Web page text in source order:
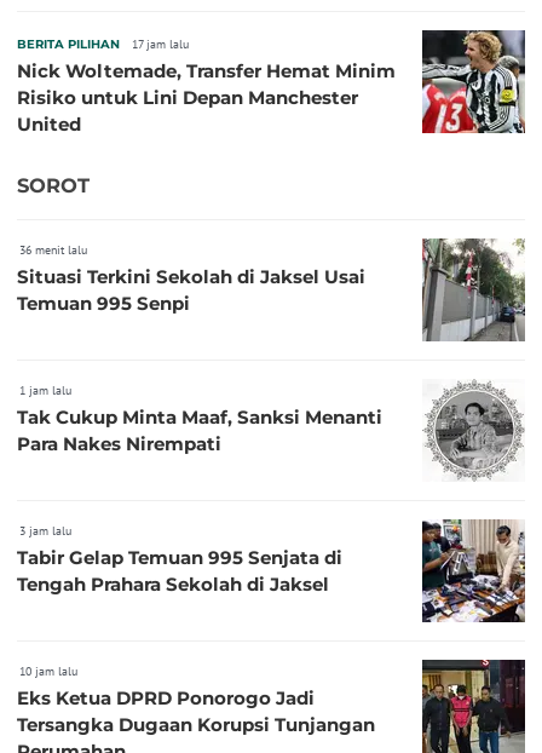
BERITA PILIHAN 17 jam lalu
Nick Woltemade, Transfer Hemat Minim
Risiko untuk Lini Depan Manchester
United
SOROT
36 menit lalu
Situasi Terkini Sekolah di Jaksel Usai
Temuan 995 Senpi
1 jam lalu
Tak Cukup Minta Maaf, Sanksi Menanti
Para Nakes Nirempati
3 jam lalu
Tabir Gelap Temuan 995 Senjata di
Tengah Prahara Sekolah di Jaksel
10 jam lalu
Eks Ketua DPRD Ponorogo Jadi
Tersangka Dugaan Korupsi Tunjangan